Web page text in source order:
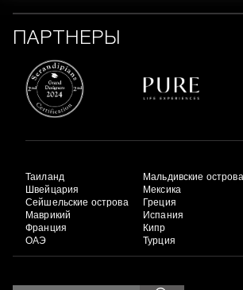
ПАРТНЕРЫ
Таиланд
Швейцария
Сейшельские острова
Маврикий
Франция
ОАЭ
Мальдивские острова
Мексика
Греция
Испания
Кипр
Турция